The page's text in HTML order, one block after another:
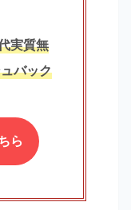
実質無
バック
ら